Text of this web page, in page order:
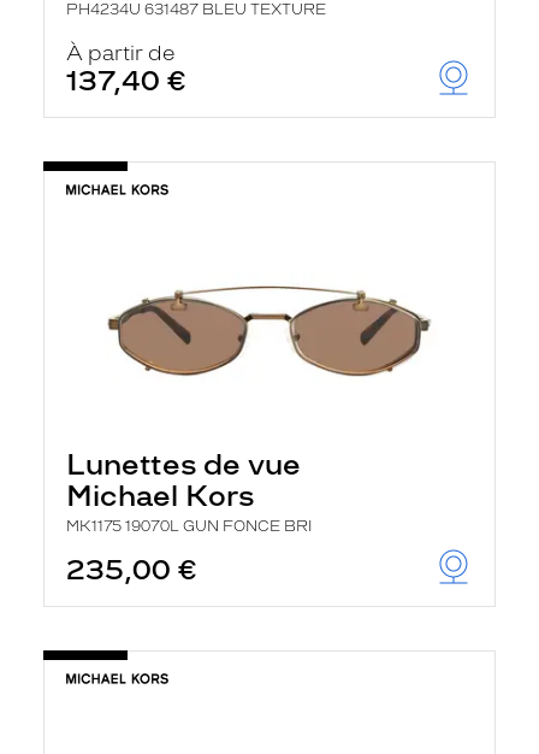
PH4234U 631487 BLEU TEXTURE
À partir de
137,40 €
Lunettes de vue
Michael Kors
MK1175 19070L GUN FONCE BRI
235,00 €